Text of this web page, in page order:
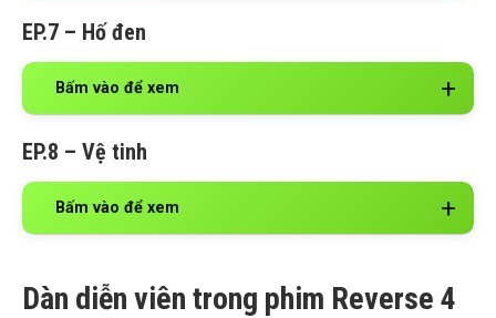
EP.7 – Hố đen
Bấm vào để xem
EP.8 – Vệ tinh
Bấm vào để xem
Dàn diễn viên trong phim Reverse 4